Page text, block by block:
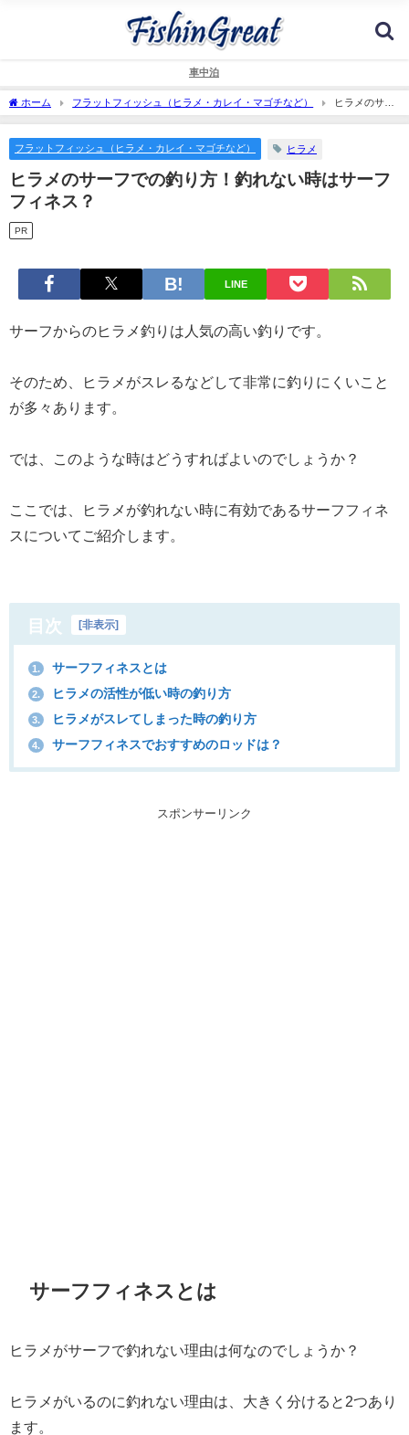
車中泊
ホーム フラットフィッシュ（ヒラメ・カレイ・マゴチなど）
ヒラメのサー
フでの釣り方！釣れない時はサーフフィネス？
フラットフィッシュ（ヒラメ・カレイ・マゴチなど） ヒラメ
ヒラメのサーフでの釣り方！釣れない時はサーフ
フィネス？
PR
LINE
サーフからのヒラメ釣りは人気の高い釣りです。
そのため、ヒラメがスレるなどして非常に釣りにくいこと
が多々あります。
では、このような時はどうすればよいのでしょうか？
ここでは、ヒラメが釣れない時に有効であるサーフフィネ
スについてご紹介します。
目次 非表示
1. サーフフィネスとは
2. ヒラメの活性が低い時の釣り方
3. ヒラメがスレてしまった時の釣り方
4. サーフフィネスでおすすめのロッドは？
スポンサーリンク
サーフフィネスとは
ヒラメがサーフで釣れない理由は何なのでしょうか？
ヒラメがいるのに釣れない理由は、大きく分けると2つあり
ます。